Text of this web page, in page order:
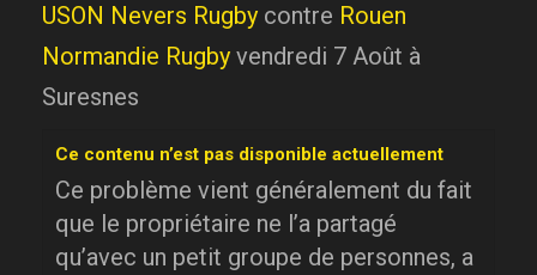
USON Nevers Rugby contre Rouen
Normandie Rugby vendredi 7 Août à
Suresnes
Ce contenu n’est pas disponible actuellement
Ce problème vient généralement du fait
que le propriétaire ne l’a partagé
qu’avec un petit groupe de personnes, a